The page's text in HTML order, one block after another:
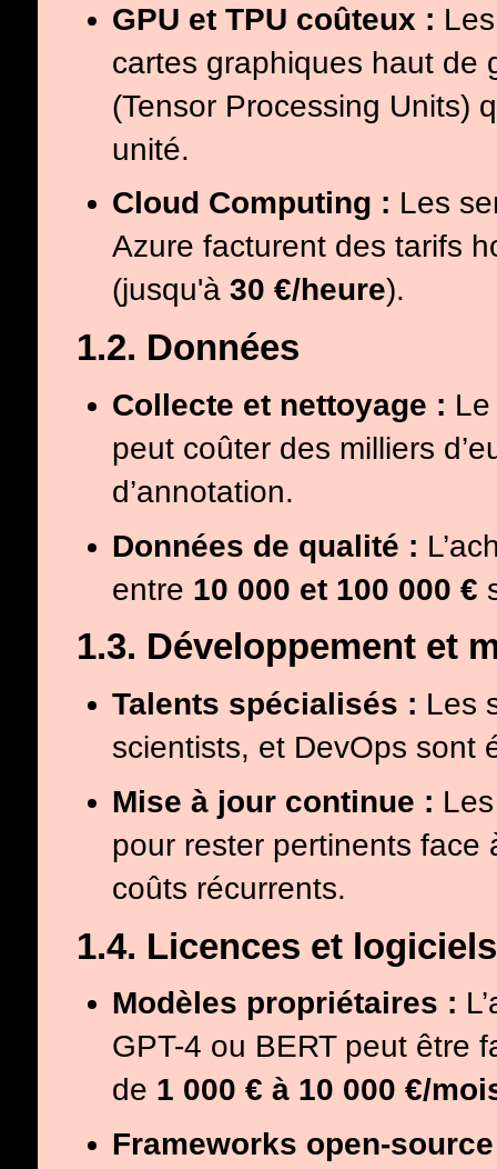
GPU et TPU coûteux :
cartes graphiques haut de
(Tensor Processing Units)
unité.
Cloud Computing : Les
Azure facturent des tarifs
(jusqu'à30 €/heure).
1.2. Données
Collecte et nettoyage :
peut coûter des milliers
d’annotation.
Données de qualité :
entre 10 000 et 100 000 €
1.3. Développement et
Talents spécialisés : Les
scientists, et DevOps sont
Mise à jour continue :
pour rester pertinents face
coûts récurrents.
1.4. Licences et logiciels
Modèles propriétaires :
GPT-4 ou BERT peut être
de 1 000 € à 10 000 €/
Frameworks open-